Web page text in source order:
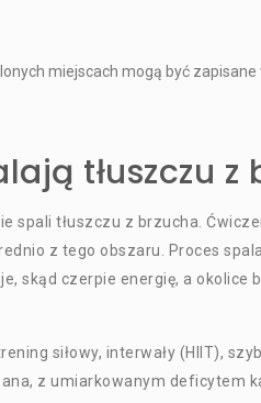
miejscach mogą być zapisane
tłuszczu z
spali tłuszczu z brzucha.
z tego obszaru. Proces
skąd czerpie energię, a okolice
siłowy, interwały (HIIT),
z umiarkowanym deficytem